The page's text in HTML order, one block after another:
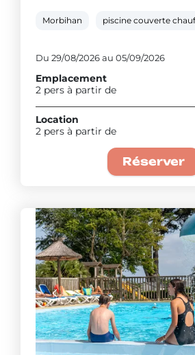
Morbihan piscine couverte
Du 29/08/2026 au 05/09/2026
Emplacement
2 pers à partir de
Location
2 pers à partir de
Réserver